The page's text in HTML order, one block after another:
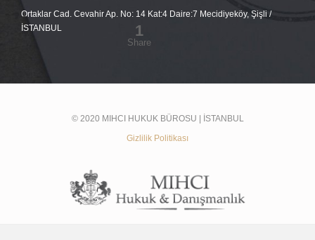
Ortaklar Cad. Cevahir Ap. No: 14 Kat:4 Daire:7 Mecidiyeköy, Şişli /
İSTANBUL
© 2020 MIHCI HUKUK BÜROSU | İSTANBUL
Gizlilik Politikası